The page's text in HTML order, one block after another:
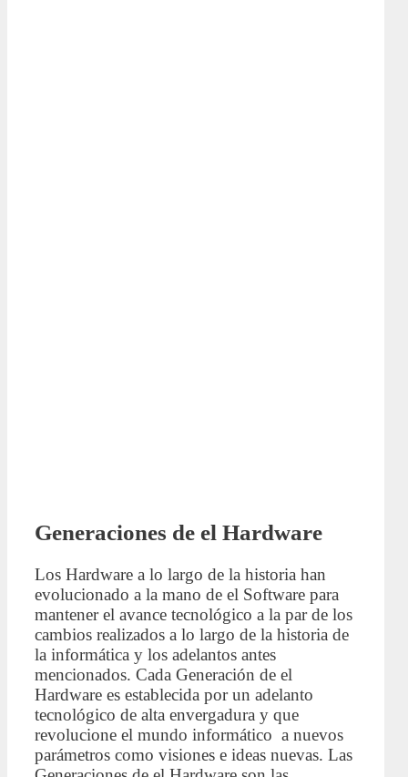
Generaciones de el Hardware
Los Hardware a lo largo de la historia han
evolucionado a la mano de el Software para
mantener el avance tecnológico a la par de los
cambios realizados a lo largo de la historia de
la informática y los adelantos antes
mencionados. Cada Generación de el
Hardware es establecida por un adelanto
tecnológico de alta envergadura y que
revolucione el mundo informático a nuevos
parámetros como visiones e ideas nuevas. Las